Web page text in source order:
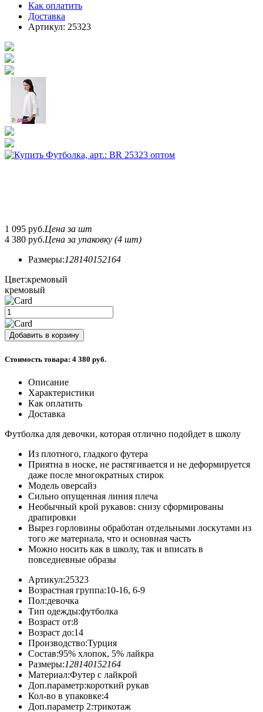
Как оплатить
Доставка
Артикул: 25323
1 095 руб.Цена за шт
4 380 руб.Цена за упаковку (4 шт)
Размеры:128140152164
Цвет:кремовый
кремовый
Стоимость товара: 4 380 руб.
Описание
Характеристики
Как оплатить
Доставка
Футболка для девочки, которая отлично подойдет в школу
Из плотного, гладкого футера
Приятна в носке, не растягивается и не деформируется
даже после многократных стирок
Модель оверсайз
Сильно опущенная линия плеча
Необычный крой рукавов: снизу сформированы
драпировки
Вырез горловины обработан отдельными лоскутами из
того же материала, что и основная часть
Можно носить как в школу, так и вписать в
повседневные образы
Артикул:25323
Возрастная группа:10-16, 6-9
Пол:девочка
Тип одежды:футболка
Возраст от:8
Возраст до:14
Производство:Турция
Состав:95% хлопок, 5% лайкра
Размеры:128140152164
Материал:Футер с лайкрой
Доп.параметр:короткий рукав
Кол-во в упаковке:4
Доп.параметр 2:трикотаж